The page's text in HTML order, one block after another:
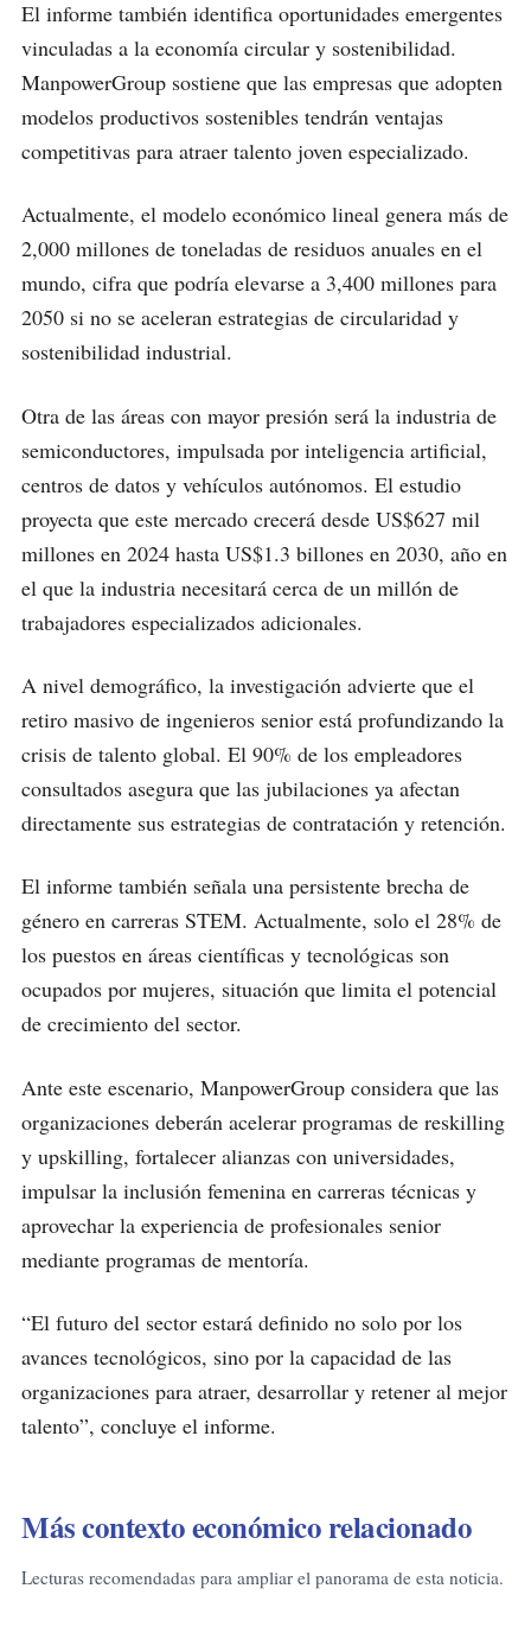
El informe también identifica oportunidades emergentes
vinculadas a la economía circular y sostenibilidad.
ManpowerGroup sostiene que las empresas que adopten
modelos productivos sostenibles tendrán ventajas
competitivas para atraer talento joven especializado.
Actualmente, el modelo económico lineal genera más de
2,000 millones de toneladas de residuos anuales en el
mundo, cifra que podría elevarse a 3,400 millones para
2050 si no se aceleran estrategias de circularidad y
sostenibilidad industrial.
Otra de las áreas con mayor presión será la industria de
semiconductores, impulsada por inteligencia artificial,
centros de datos y vehículos autónomos. El estudio
proyecta que este mercado crecerá desde US$627 mil
millones en 2024 hasta US$1.3 billones en 2030, año en
el que la industria necesitará cerca de un millón de
trabajadores especializados adicionales.
A nivel demográfico, la investigación advierte que el
retiro masivo de ingenieros senior está profundizando la
crisis de talento global. El 90% de los empleadores
consultados asegura que las jubilaciones ya afectan
directamente sus estrategias de contratación y retención.
El informe también señala una persistente brecha de
género en carreras STEM. Actualmente, solo el 28% de
los puestos en áreas científicas y tecnológicas son
ocupados por mujeres, situación que limita el potencial
de crecimiento del sector.
Ante este escenario, ManpowerGroup considera que las
organizaciones deberán acelerar programas de reskilling
y upskilling, fortalecer alianzas con universidades,
impulsar la inclusión femenina en carreras técnicas y
aprovechar la experiencia de profesionales senior
mediante programas de mentoría.
“El futuro del sector estará definido no solo por los
avances tecnológicos, sino por la capacidad de las
organizaciones para atraer, desarrollar y retener al mejor
talento”, concluye el informe.
Más contexto económico relacionado
Lecturas recomendadas para ampliar el panorama de esta noticia.